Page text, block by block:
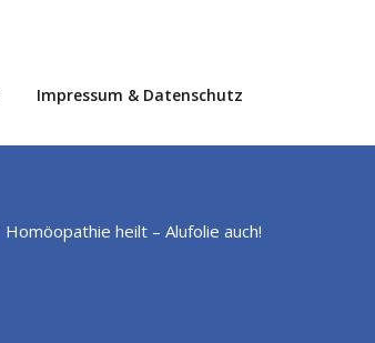
Impressum & Datenschutz
Homöopathie heilt – Alufolie auch!